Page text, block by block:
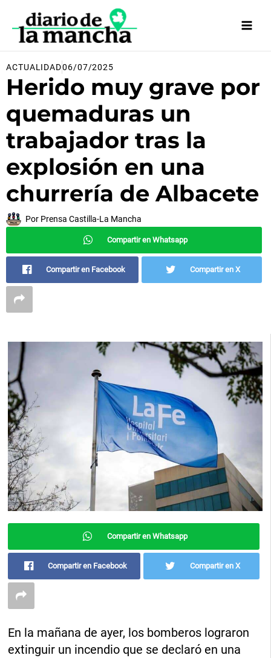
contenido
ACTUALIDAD06/07/2025
Herido muy grave por
quemaduras un
trabajador tras la
explosión en una
churrería de Albacete
Por Prensa Castilla-La Mancha
Compartir en Whatsapp
Compartir en Facebook Compartir en X
Compartir en Whatsapp
Compartir en Facebook Compartir en X
En la mañana de ayer, los bomberos lograron
extinguir un incendio que se declaró en una